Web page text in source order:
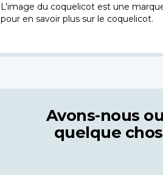
L’image du coquelicot est une
pour en savoir plus sur le coquelicot.
Avons-nous
quelque